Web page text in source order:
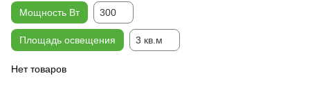
Мощность Вт 300
Площадь освещения 3 кв.м
Нет товаров